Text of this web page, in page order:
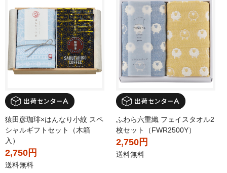
猿田彦珈琲×はんなり小紋 スペ
シャルギフトセット（木箱
入）
2,750円
送料無料
ふわら六重織 フェイスタオル2
枚セット（FWR2500Y）
2,750円
送料無料